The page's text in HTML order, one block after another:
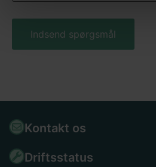
Kontakt os
Driftsstatus